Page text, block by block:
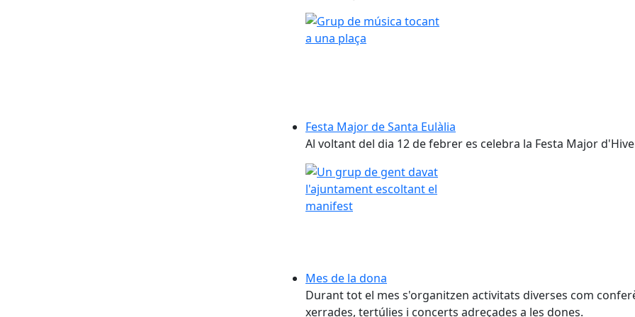
Festa Major de Santa Eulàlia
Al voltant del dia 12 de febrer es celebra la Festa Major
Mes de la dona
Durant tot el mes s'organitzen activitats diverses com
xerrades, tertúlies i concerts adreçades a les dones.